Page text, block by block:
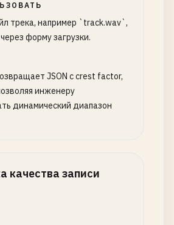
трека, например `track.wav`,
форму загрузки.
JSON с crest factor,
инженеру
динамический диапазон
качества записи